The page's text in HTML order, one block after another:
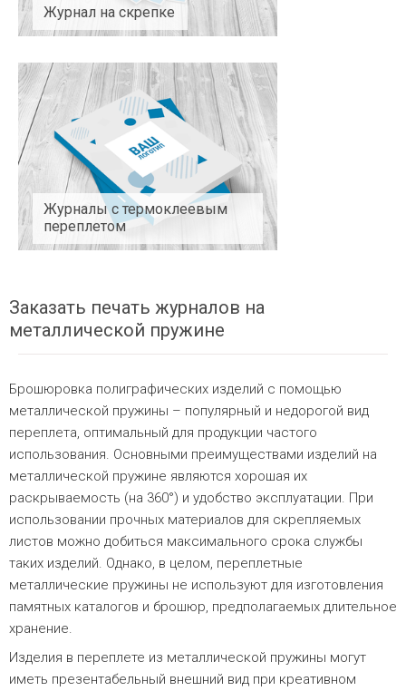
Журнал на скрепке
Журналы с термоклеевым
переплетом
Заказать печать журналов на
металлической пружине
Брошюровка полиграфических изделий с помощью
металлической пружины – популярный и недорогой вид
переплета, оптимальный для продукции частого
использования. Основными преимуществами изделий на
металлической пружине являются хорошая их
раскрываемость (на 360°) и удобство эксплуатации. При
использовании прочных материалов для скрепляемых
листов можно добиться максимального срока службы
таких изделий. Однако, в целом, переплетные
металлические пружины не используют для изготовления
памятных каталогов и брошюр, предполагаемых длительное
хранение.
Изделия в переплете из металлической пружины могут
иметь презентабельный внешний вид при креативном